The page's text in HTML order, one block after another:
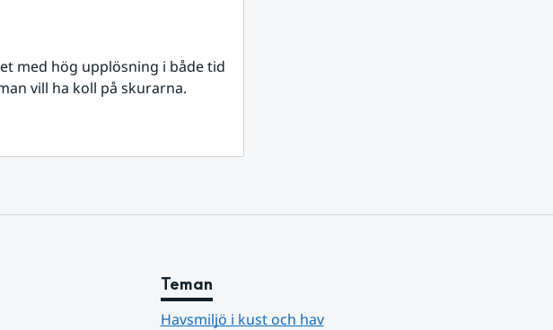
med hög upplösning i både tid
vill ha koll på skurarna.
Teman
Havsmiljö i kust och hav